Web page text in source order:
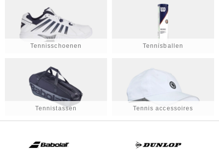
Tennisschoenen Tennisballen
Tennistassen Tennis accessoires